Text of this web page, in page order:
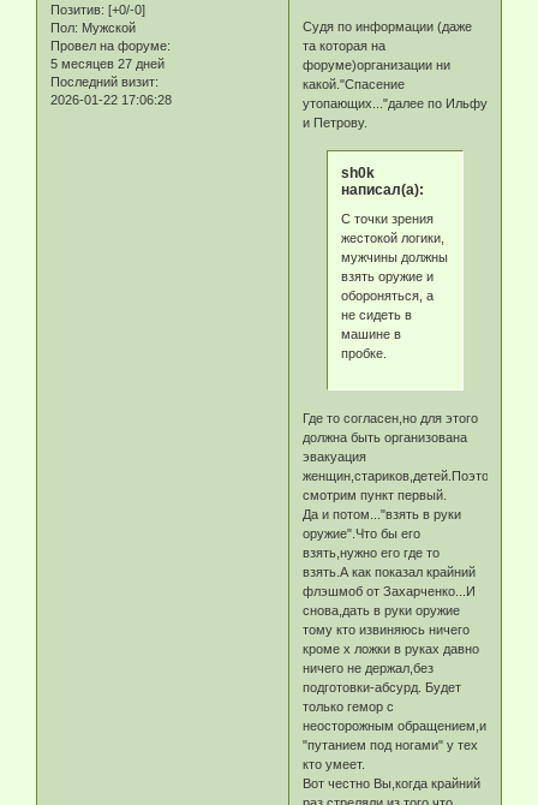
Позитив: [+0/-0]
Пол: Мужской
Провел на форуме:
5 месяцев 27 дней
Последний визит:
2026-01-22 17:06:28
Судя по информации (даже
та которая на
форуме)организации ни
какой."Спасение
утопающих..."далее по Ильфу
и Петрову.
sh0k
написал(а):
С точки зрения
жестокой логики,
мужчины должны
взять оружие и
обороняться, а
не сидеть в
машине в
пробке.
Где то согласен,но для этого
должна быть организована
эвакуация
женщин,стариков,детей.Поэтому
смотрим пункт первый.
Да и потом..."взять в руки
оружие".Что бы его
взять,нужно его где то
взять.А как показал крайний
флэшмоб от Захарченко...И
снова,дать в руки оружие
тому кто извиняюсь ничего
кроме х ложки в руках давно
ничего не держал,без
подготовки-абсурд. Будет
только гемор с
неосторожным обращением,и
"путанием под ногами" у тех
кто умеет.
Вот честно Вы,когда крайний